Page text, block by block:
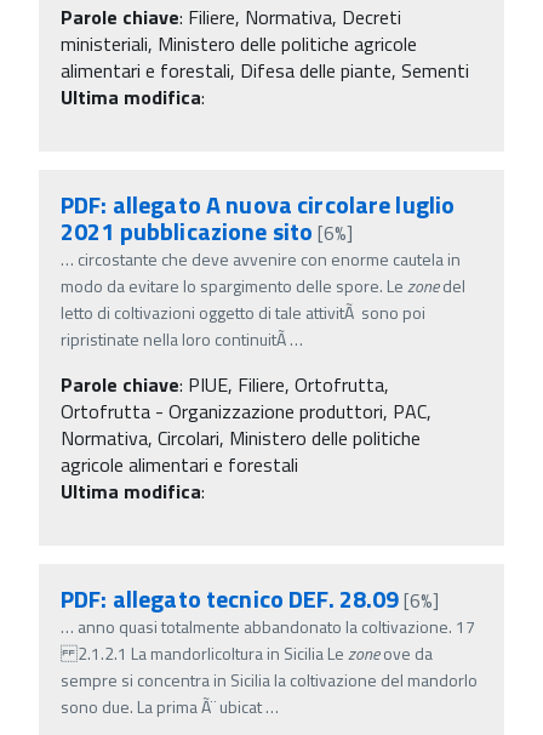
Parole chiave: Filiere, Normativa, Decreti
ministeriali, Ministero delle politiche agricole
alimentari e forestali, Difesa delle piante, Sementi
Ultima modifica:
PDF: allegato A nuova circolare luglio
2021 pubblicazione sito [6%]
… circostante che deve avvenire con enorme cautela in
modo da evitare lo spargimento delle spore. Lezonedel
letto di coltivazioni oggetto di tale attivitÃ sono poi
ripristinate nella loro continuitÃ…
Parole chiave: PIUE, Filiere, Ortofrutta,
Ortofrutta - Organizzazione produttori, PAC,
Normativa, Circolari, Ministero delle politiche
agricole alimentari e forestali
Ultima modifica:
PDF: allegato tecnico DEF. 28.09[6%]
… anno quasi totalmente abbandonato la coltivazione. 17
2.1.2.1 La mandorlicoltura in Sicilia Lezoneove da
sempre si concentra in Sicilia la coltivazione del mandorlo
sono due. La prima Ã¨ ubicat…